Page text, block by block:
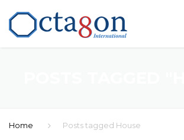
Home Posts tagged House